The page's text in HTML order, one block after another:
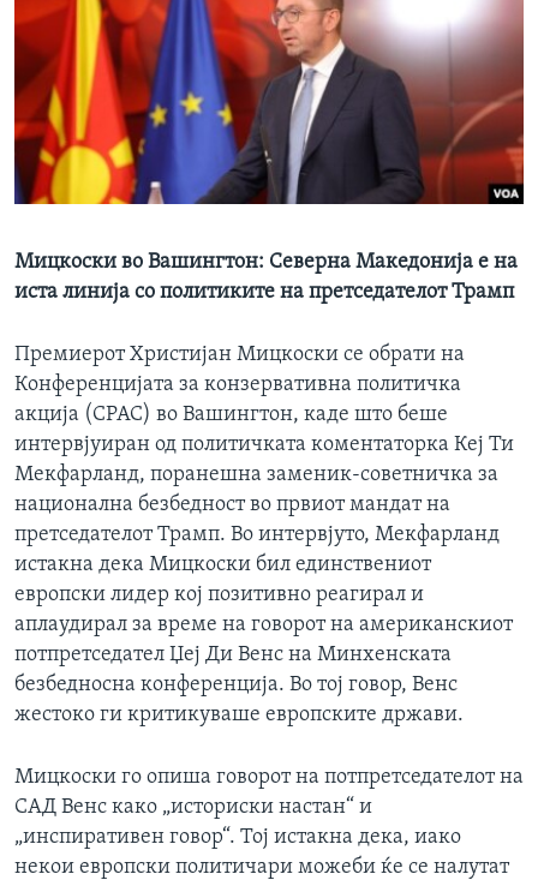
Мицкоски во Вашингтон: Северна Македонија е на
иста линија со политиките на претседателот Трамп
Премиерот Христијан Мицкоски се обрати на
Конференцијата за конзервативна политичка
акција (CPAC) во Вашингтон, каде што беше
интервјуиран од политичката коментаторка Кеј Ти
Мекфарланд, поранешна заменик-советничка за
национална безбедност во првиот мандат на
претседателот Трамп. Во интервјуто, Мекфарланд
истакна дека Мицкоски бил единствениот
европски лидер кој позитивно реагирал и
аплаудирал за време на говорот на американскиот
потпретседател Џеј Ди Венс на Минхенската
безбедносна конференција. Во тој говор, Венс
жестоко ги критикуваше европските држави.
Мицкоски го опиша говорот на потпретседателот на
САД Венс како „историски настан“ и
„инспиративен говор“. Тој истакна дека, иако
некои европски политичари можеби ќе се налутат